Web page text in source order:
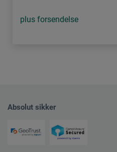
plus forsendelse
Absolut sikker